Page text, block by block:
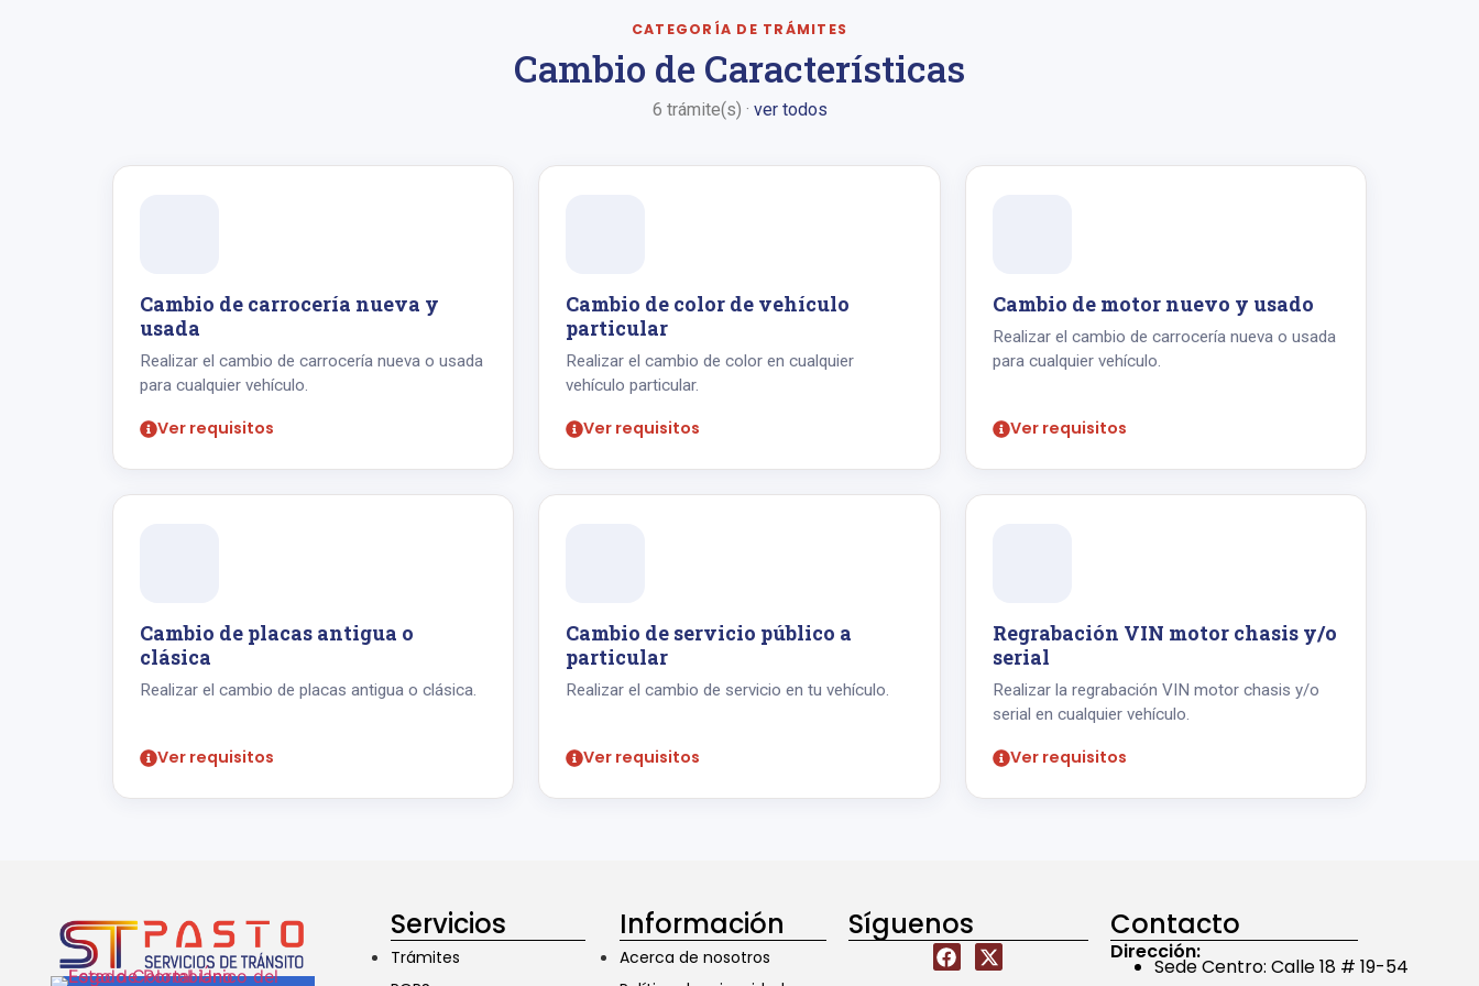
CATEGORÍA DE TRÁMITES
Cambio de Características
6 trámite(s) · ver todos
Cambio de carrocería nueva y
usada
Realizar el cambio de carrocería nueva o usada
para cualquier vehículo.
Ver requisitos
Cambio de color de vehículo
particular
Realizar el cambio de color en cualquier
vehículo particular.
Ver requisitos
Cambio de motor nuevo y usado
Realizar el cambio de carrocería nueva o usada
para cualquier vehículo.
Ver requisitos
Cambio de placas antigua o
clásica
Realizar el cambio de placas antigua o clásica.
Ver requisitos
Cambio de servicio público a
particular
Realizar el cambio de servicio en tu vehículo.
Ver requisitos
Regrabación VIN motor chasis y/o
serial
Realizar la regrabación VIN motor chasis y/o
serial en cualquier vehículo.
Ver requisitos
Servicios
Trámites
Información
Acerca de nosotros
Síguenos Contacto
Dirección:
Sede Centro: Calle 18 # 19-54